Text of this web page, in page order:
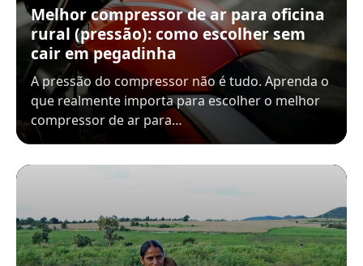
Melhor compressor de ar para oficina
rural (pressão): como escolher sem
cair em pegadinha
A pressão do compressor não é tudo. Aprenda o
que realmente importa para escolher o melhor
compressor de ar para…